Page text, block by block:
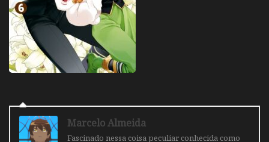
Marcelo Almeida
Fascinado nessa coisa peculiar conhecida como